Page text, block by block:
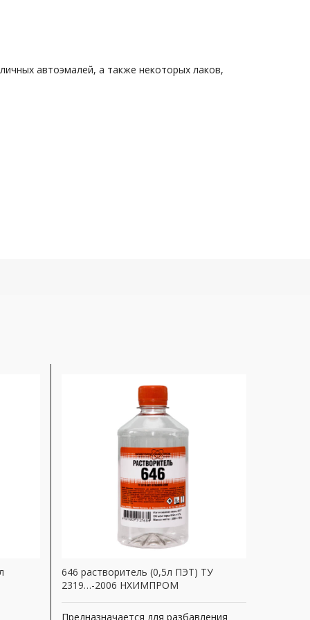
автоэмалей, а также некоторых лаков,
646 растворитель (0,5л ПЭТ) ТУ
2319…-2006 НХИМПРОМ
Предназначается для разбавления